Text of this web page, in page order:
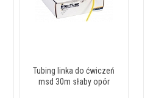
Tubing linka do ćwiczeń
msd 30m słaby opór